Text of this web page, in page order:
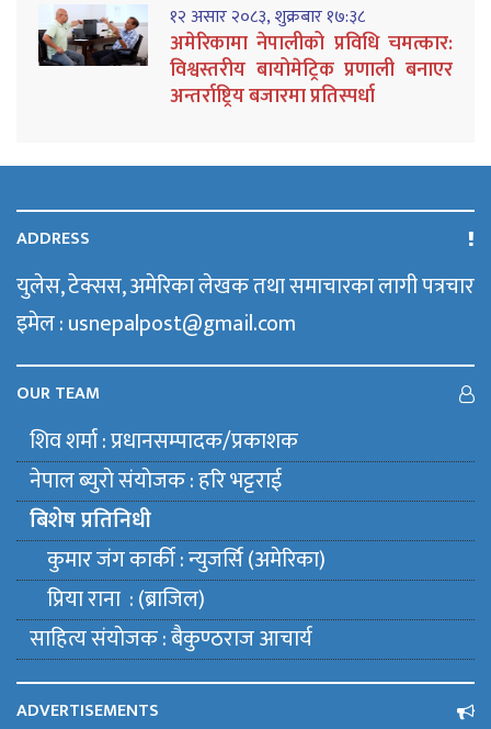
१२ असार २०८३, शुक्रबार १७:३८
अमेरिकामा नेपालीको प्रविधि चमत्कार:
विश्वस्तरीय बायोमेट्रिक प्रणाली बनाएर
अन्तर्राष्ट्रिय बजारमा प्रतिस्पर्धा
ADDRESS
युलेस, टेक्सस, अमेरिका लेखक तथा समाचारका लागी पत्रचार
इमेल : usnepalpost@gmail.com
OUR TEAM
शिव शर्मा : प्रधानसम्पादक/प्रकाशक
नेपाल ब्युराे संयाेजक : हरि भट्टराई
बिशेष प्रतिनिधी
कुमार जंग कार्की : न्युजर्सि (अमेरिका)
प्रिया राना : (ब्राजिल)
साहित्य संयाेजक : बैकुण्ठराज आचार्य
ADVERTISEMENTS